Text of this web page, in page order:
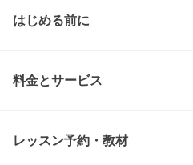
はじめる前に
料金とサービス
レッスン予約・教材